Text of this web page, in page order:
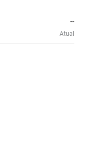
--
Atual